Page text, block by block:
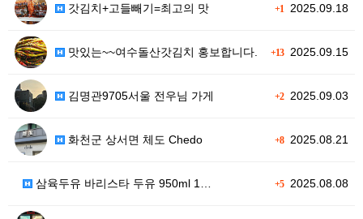
+1 2025.09.18
갓김치+고들빼기=최고의 맛
+132025.09.15
맛있는~~여수돌산갓김치 홍보합니다.
+22025.09.03
김명관9705서울 전우님 가게
+82025.08.21
화천군 상서면 체도 Chedo
+52025.08.08
삼육두유 바리스타 두유 950ml 1…